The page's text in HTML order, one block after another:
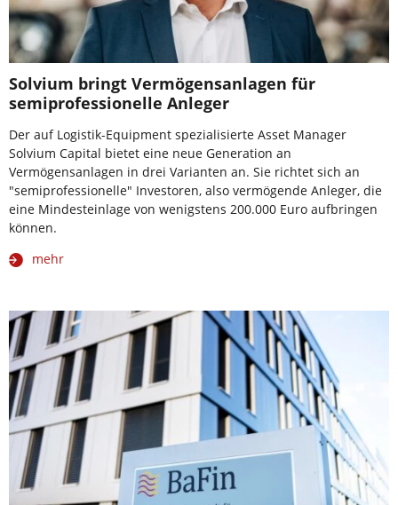
Solvium bringt Vermögensanlagen für
semiprofessionelle Anleger
Der auf Logistik-Equipment spezialisierte Asset Manager
Solvium Capital bietet eine neue Generation an
Vermögensanlagen in drei Varianten an. Sie richtet sich an
"semiprofessionelle" Investoren, also vermögende Anleger, die
eine Mindesteinlage von wenigstens 200.000 Euro aufbringen
können.
mehr